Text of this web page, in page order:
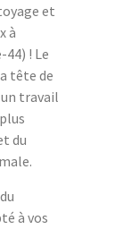
et
à
! Le
tête de
travail
du
à vos